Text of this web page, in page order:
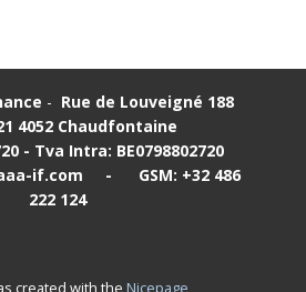
- Rue de Louveigné 188
4052 Chaudfontaine
- Tva Intra: BE0798802720
if.com
-
GSM: +32 486
222 124
created with the Nicepage